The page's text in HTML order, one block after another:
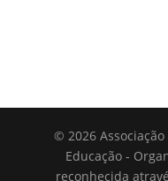
© 2026
Educação -
reconhecida